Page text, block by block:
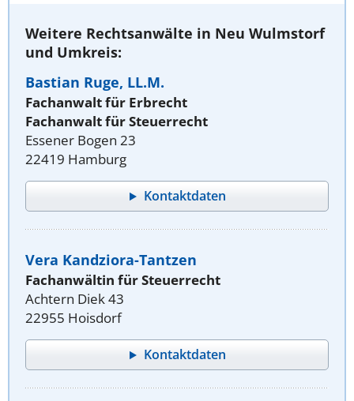
Weitere Rechtsanwälte in Neu Wulmstorf
und Umkreis:
Bastian Ruge, LL.M.
Fachanwalt für Erbrecht
Fachanwalt für Steuerrecht
Essener Bogen 23
22419 Hamburg
Kontaktdaten
Vera Kandziora-Tantzen
Fachanwältin für Steuerrecht
Achtern Diek 43
22955 Hoisdorf
Kontaktdaten